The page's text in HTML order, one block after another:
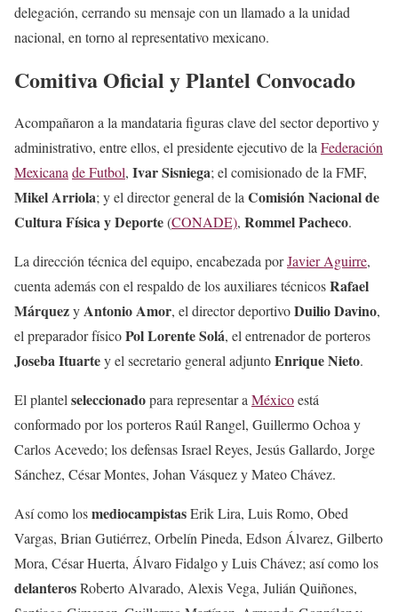
delegación, cerrando su mensaje con un llamado a la unidad
nacional, en torno al representativo mexicano.
Comitiva Oficial y Plantel Convocado
Acompañaron a la mandataria figuras clave del sector deportivo y
administrativo, entre ellos, el presidente ejecutivo de laFederación
MexicanadeFutbol, Ivar Sisniega; el comisionado de la FMF,
Mikel Arriola; y el director general de laComisión Nacional de
Cultura Física y Deporte(CONADE), Rommel Pacheco.
La dirección técnica del equipo, encabezada porJavier Aguirre,
cuenta además con el respaldo de los auxiliares técnicosRafael
MárquezyAntonio Amor, el director deportivoDuilio Davino,
el preparador físicoPol Lorente Solá, el entrenador de porteros
Joseba Ituartey el secretario general adjuntoEnrique Nieto.
El plantelseleccionadopara representar aMéxicoestá
conformado por los porteros Raúl Rangel, Guillermo Ochoa y
Carlos Acevedo; los defensas Israel Reyes, Jesús Gallardo, Jorge
Sánchez, César Montes, Johan Vásquez y Mateo Chávez.
Así como losmediocampistasErik Lira, Luis Romo, Obed
Vargas, Brian Gutiérrez, Orbelín Pineda, Edson Álvarez, Gilberto
Mora, César Huerta, Álvaro Fidalgo y Luis Chávez; así como los
delanterosRoberto Alvarado, Alexis Vega, Julián Quiñones,